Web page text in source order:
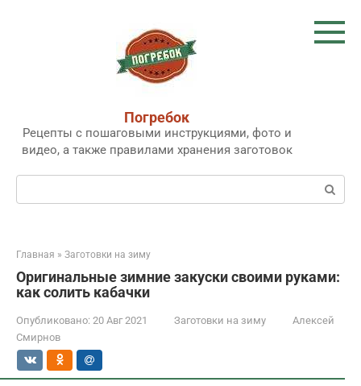
Погребок
Рецепты с пошаговыми инструкциями, фото и
видео, а также правилами хранения заготовок
Поиск:
Главная » Заготовки на зиму
Оригинальные зимние закуски своими руками:
как солить кабачки
Опубликовано: 20 Авг 2021 Заготовки на зиму
Алексей
Смирнов